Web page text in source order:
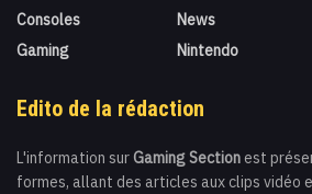
Consoles
Gaming
News
Nintendo
Edito de la rédaction
L'information sur Gaming Section est
formes, allant des articles aux clips vidéo